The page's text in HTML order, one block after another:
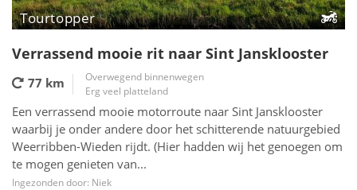
Tourtopper
Verrassend mooie rit naar Sint Jansklooster
77 km
Overwegend binnenwegen
Erg veel platteland
Een verrassend mooie motorroute naar Sint Jansklooster
waarbij je onder andere door het schitterende natuurgebied
Weerribben-Wieden rijdt. (Hier hadden wij het genoegen om
te mogen genieten van...
Ingezonden door: Niek